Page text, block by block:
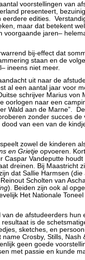
voorstellingen van
presenteert,
edities.
maar dat betekent
voorgaande jaren–
bij-effect dat
staan en de
ineens niet meer.
uit naar de
al een aantal jaar voor
schrijver Marius von
oorlogen naar een
Wald aan de Marne”.
zonder succes de
van een van de
zowel de kinderen
en Grietje opvoeren.
Caspar Vandeputte
dreinen. Bij Maastricht
dat Sallie Harmsen (die
Scholten van
). Beiden zijn ook al
Het Nationale
van de afstudeerders hun
is de
sketches, en
Crosby, Stills, Nash
geen goede
met passie en kunde